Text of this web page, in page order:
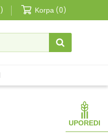
Korpa 0
UPOREDI